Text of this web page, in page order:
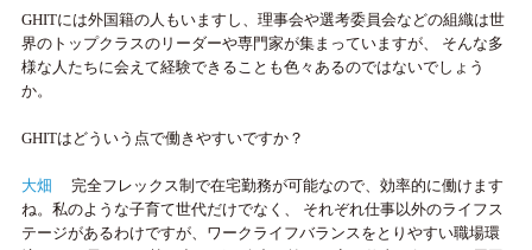
GHITには外国籍の人もいますし、理事会や選考委員会などの組織は世
界のトップクラスのリーダーや専門家が集まっていますが、 そんな多
様な人たちに会えて経験できることも色々あるのではないでしょう
か。
GHITはどういう点で働きやすいですか？
大畑
完全フレックス制で在宅勤務が可能なので、効率的に働けます
ね。私のような子育て世代だけでなく、 それぞれ仕事以外のライフス
テージがあるわけですが、ワークライフバランスをとりやすい職場環